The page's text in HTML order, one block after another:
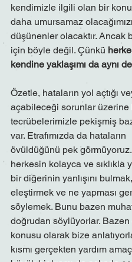
kendimizle ilgili olan bir
daha umursamaz olacağımızı
düşünenler olacaktır. Ancak
için böyle değil. Çünkü
kendine yaklaşımı da aynı
Özetle, hataların yol açtığı
açabileceği sorunlar üzerine
tecrübelerimizle pekişmiş
var. Etrafımızda da hataların
övüldüğünü pek
herkesin kolayca ve sıklıkla
bir diğerinin yanlışını bulmak,
eleştirmek ve ne yapması
söylemek. Bunu bazen
doğrudan söylüyorlar.
konusu olarak bize
kısmı gerçekten yardım